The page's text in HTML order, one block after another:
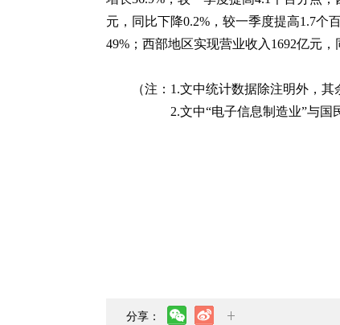
元，同比下降0.2%，较一季度提高1.7个
49%； 西部地区实现营业收入1692亿元，
（注：1.文中统计数据除注明外，
2.文中“电子信息制造业”与国民
分享：